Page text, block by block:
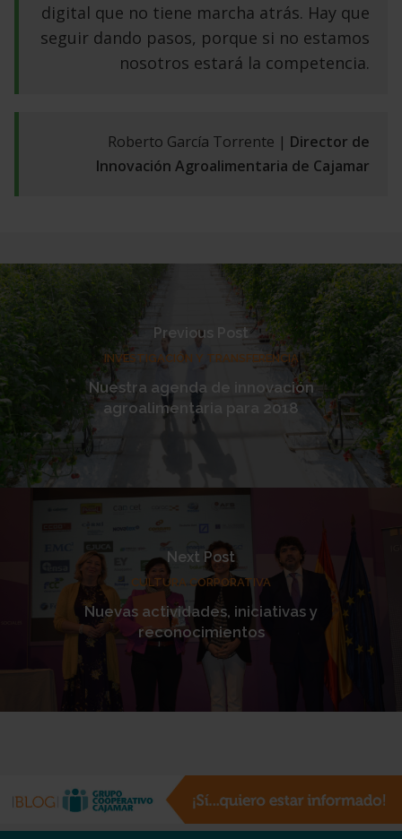
digital que no tiene marcha atrás. Hay que
seguir dando pasos, porque si no estamos
nosotros estará la competencia.
Roberto García Torrente | Director de
Innovación Agroalimentaria de Cajamar
Previous Post
INVESTIGACIÓN Y TRANSFERENCIA
Nuestra agenda de innovación
agroalimentaria para 2018
Next Post
CULTURA CORPORATIVA
Nuevas actividades, iniciativas y
reconocimientos